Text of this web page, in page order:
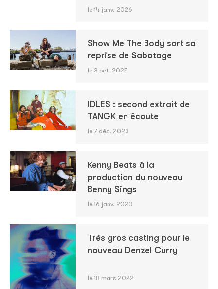
le 14 janv. 2026
Show Me The Body sort sa
reprise de Sabotage
le 3 oct. 2025
IDLES : second extrait de
TANGK en écoute
le 7 déc. 2023
Kenny Beats à la
production du nouveau
Benny Sings
le 16 janv. 2023
Très gros casting pour le
nouveau Denzel Curry
le 18 mars 2022